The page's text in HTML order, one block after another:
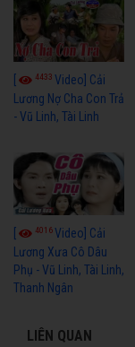
4433 Video] Cải
Lương Nợ Cha Con Trả
- Vũ Linh, Tài Linh
[ 4016Video] Cải
Lương Xưa Cô Dâu
Phụ - Vũ Linh, Tài Linh,
Thanh Ngân
LIÊN QUAN